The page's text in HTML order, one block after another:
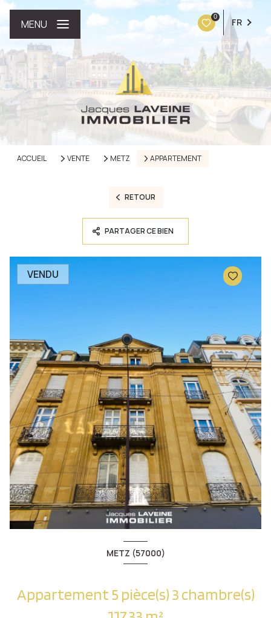
0 FR
MENU
ACCUEIL VENTE METZ APPARTEMENT
RETOUR
PARTAGER CE BIEN
VENDU
METZ (57000)
Appartement 5 pièce(s) 3 chambre(s)